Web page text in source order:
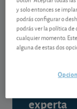
07/08/2026 Madrid
experta
y solo entonces se
podrás configurar o
podrás ver la política
cualquier momento.
alguna de estas dos